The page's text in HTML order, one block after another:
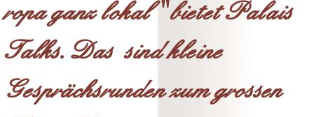
ropa ganz lokal " bietet Palais
Talks. Das sind kleine
Gesprächsrunden zum grossen